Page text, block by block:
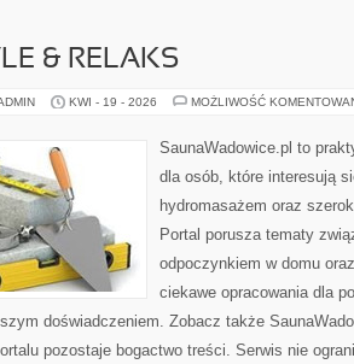
& RELAKS
KWI - 19 - 2026 MOŻLIWOŚĆ
SaunaWadowice.pl to
dla osób, które interesują
hydromasażem oraz
Portal porusza tematy
odpoczynkiem w domu
ciekawe opracowania dla
doświadczeniem. Zobacz także
pozostaje bogactwo treści. Serwis nie